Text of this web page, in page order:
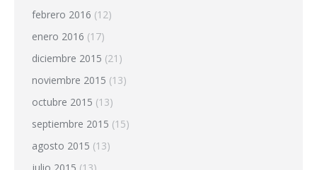
febrero 2016 (12)
enero 2016 (17)
diciembre 2015 (21)
noviembre 2015 (13)
octubre 2015 (13)
septiembre 2015 (15)
agosto 2015 (13)
julio 2015 (13)